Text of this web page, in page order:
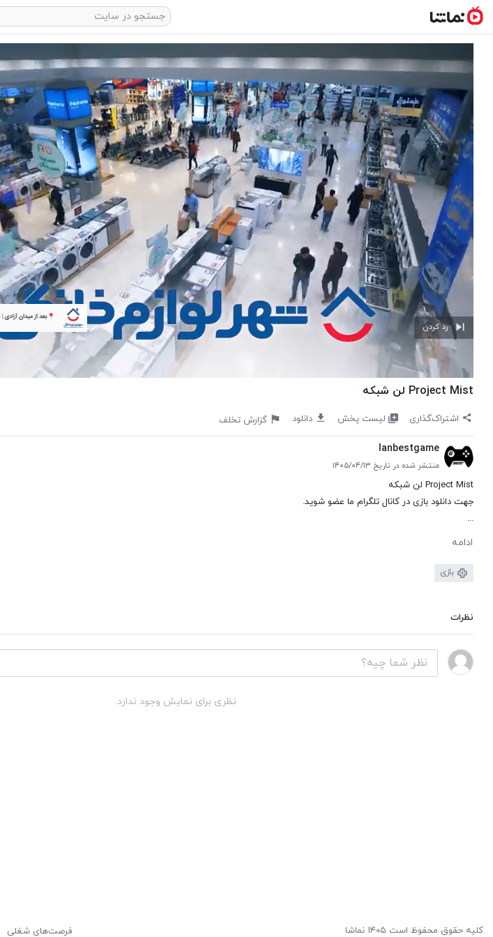
رد کردن
Project Mist لن شبکه
اشتراک‌گذاری لیست پخش دانلود گزارش تخلف
lanbestgame
منتشر شده در تاریخ ۱۴۰۵/۰۴/۱۳
Project Mist لن شبکه
جهت دانلود بازی در کانال تلگرام ما عضو شوید.
...
ادامه
بازی
نظرات
نظری برای نمایش وجود ندارد.
کلیه حقوق محفوظ است ۱۴۰۵ نماشا فرصت‌های شغلی